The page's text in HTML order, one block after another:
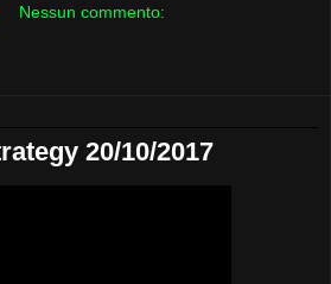
Nessun commento:
20/10/2017